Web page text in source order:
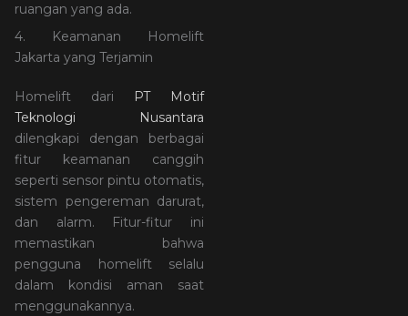
ruangan yang ada.
4. Keamanan Homelift
Jakarta yang Terjamin
Homelift dari
PT Motif
Teknologi Nusantara
dilengkapi dengan berbagai
fitur keamanan canggih
seperti sensor pintu otomatis,
sistem pengereman darurat,
dan alarm. Fitur-fitur ini
memastikan bahwa
pengguna homelift selalu
dalam kondisi aman saat
menggunakannya.